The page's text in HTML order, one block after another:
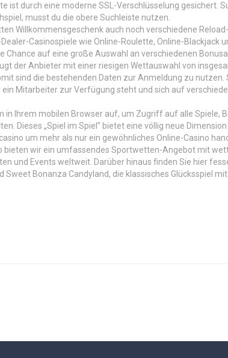
ist durch eine moderne SSL-Verschlüsselung gesichert.
musst du die obere Suchleiste nutzen.
Willkommensgeschenk auch noch verschiedene
Casinospiele wie Online-Roulette, Online-Blackjack
Chance auf eine große Auswahl an verschiedenen
der Anbieter mit einer riesigen Wettauswahl von
sind die bestehenden Daten zur Anmeldung zu
ein Mitarbeiter zur Verfügung steht und sich auf
in Ihrem mobilen Browser auf, um Zugriff auf alle Spiele,
Dieses „Spiel im Spiel” bietet eine völlig neue
um mehr als nur ein gewöhnliches Online-Casino
bieten wir ein umfassendes Sportwetten-Angebot mit
und Events weltweit. Darüber hinaus finden Sie hier
Sweet Bonanza Candyland, die klassisches Glücksspiel